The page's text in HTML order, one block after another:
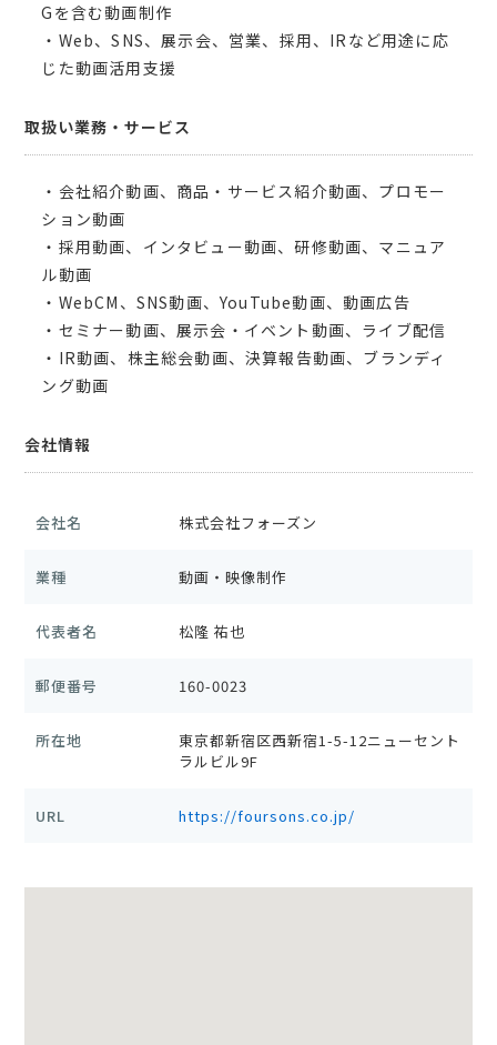
Gを含む動画制作
・Web、SNS、展示会、営業、採用、IRなど用途に応
じた動画活用支援
取扱い業務・サービス
・会社紹介動画、商品・サービス紹介動画、プロモー
ション動画
・採用動画、インタビュー動画、研修動画、マニュア
ル動画
・WebCM、SNS動画、YouTube動画、動画広告
・セミナー動画、展示会・イベント動画、ライブ配信
・IR動画、株主総会動画、決算報告動画、ブランディ
ング動画
会社情報
会社名 株式会社フォーズン
業種 動画・映像制作
代表者名 松隆 祐也
郵便番号 160-0023
所在地
東京都新宿区西新宿1-5-12ニューセント
ラルビル9F
URL https://foursons.co.jp/